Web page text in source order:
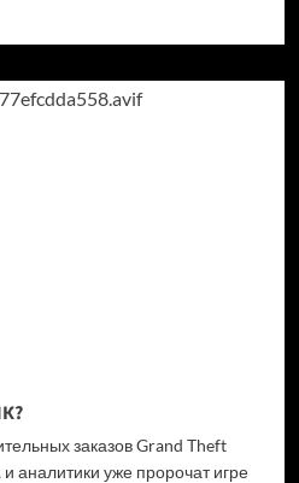
заказов Grand Theft
аналитики уже пророчат игре